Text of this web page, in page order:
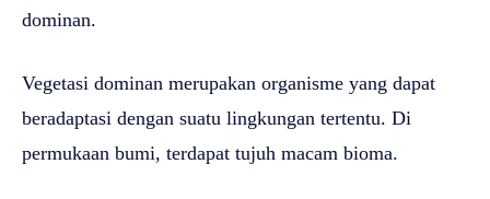
dominan.
Vegetasi dominan merupakan organisme yang dapat
beradaptasi dengan suatu lingkungan tertentu. Di
permukaan bumi, terdapat tujuh macam bioma.